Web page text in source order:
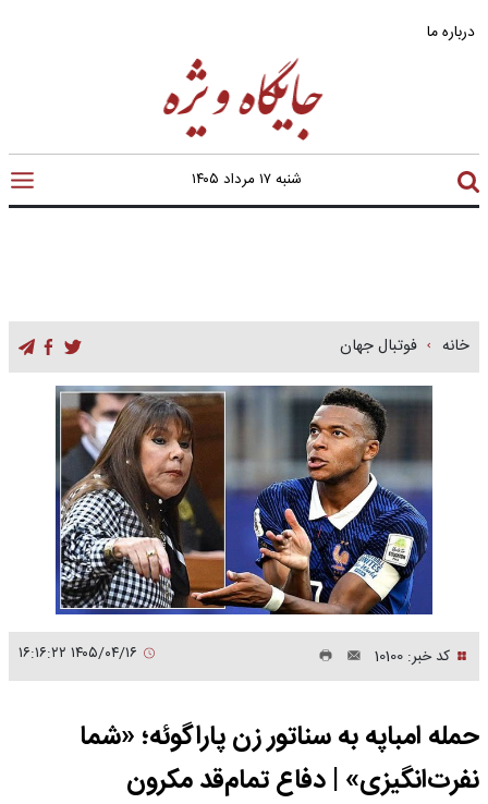
درباره ما
شنبه ۱۷ مرداد ۱۴۰۵
خانه فوتبال جهان
کد خبر: 10100
حمله امباپه به سناتور زن پاراگوئه؛ «شما
نفرت‌انگیزی» | دفاع تمام‌قد مکرون